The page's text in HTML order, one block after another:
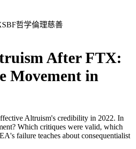
SBF哲学倫理慈善
After FTX:
Movement in
Altruism's credibility in 2022. In
Which critiques were valid, which
failure teaches about consequentialist